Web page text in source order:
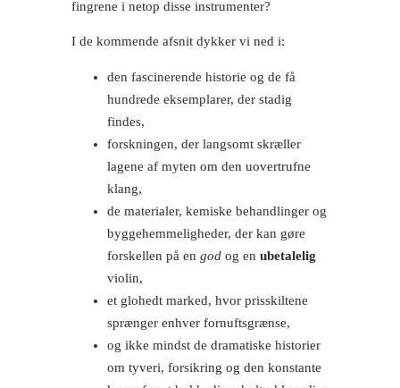
fingrene i netop disse instrumenter?
I de kommende afsnit dykker vi ned i:
den fascinerende historie og de få
hundrede eksemplarer, der stadig
findes,
forskningen, der langsomt skræller
lagene af myten om den uovertrufne
klang,
de materialer, kemiske behandlinger og
byggehemmeligheder, der kan gøre
forskellen på en god og en ubetalelig
violin,
et glohedt marked, hvor prisskiltene
sprænger enhver fornuftsgrænse,
og ikke mindst de dramatiske historier
om tyveri, forsikring og den konstante